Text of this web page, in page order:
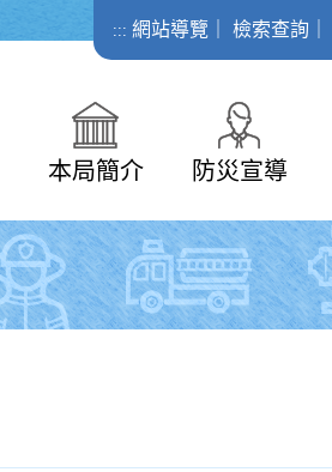
::: 網站導覽 檢索查詢
本局簡介 防災宣導